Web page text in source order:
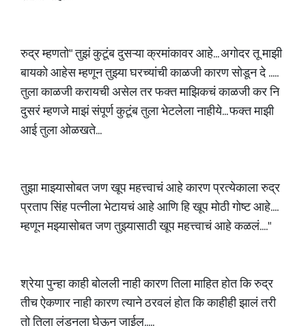
रुद्र म्हणतो" तुझं कुटूंब दुसऱ्या क्रमांकावर आहे... अगोदर तू माझी
बायको आहेस म्हणून तुझ्या घरच्यांची काळजी कारण सोडून दे .....
तुला काळजी करायची असेल तर फक्त माझिकचं काळजी कर नि
दुसरं म्हणजे माझं संपूर्ण कुटूंब तुला भेटलेला नाहीये... फक्त माझी
आई तुला ओळखते...
तुझा माझ्यासोबत जण खूप महत्त्वाचं आहे कारण प्रत्येकाला रुद्र
प्रताप सिंह पत्नीला भेटायचं आहे आणि हि खूप मोठी गोष्ट आहे....
म्हणून मझ्यासोबत जण तुझ्यासाठी खूप महत्त्वाचं आहे कळलं...."
श्रेया पुन्हा काही बोलली नाही कारण तिला माहित होत कि रुद्र
तीच ऐकणार नाही कारण त्याने ठरवलं होत कि काहीही झालं तरी